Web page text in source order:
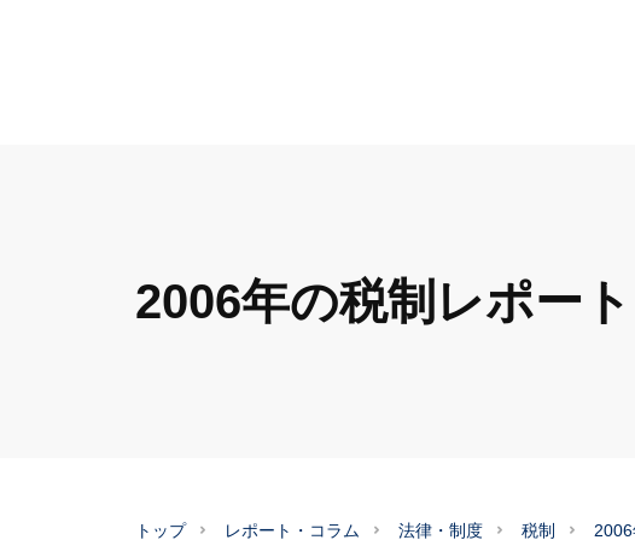
2006年の税制レポート
トップ レポート・コラム 法律・制度 税制